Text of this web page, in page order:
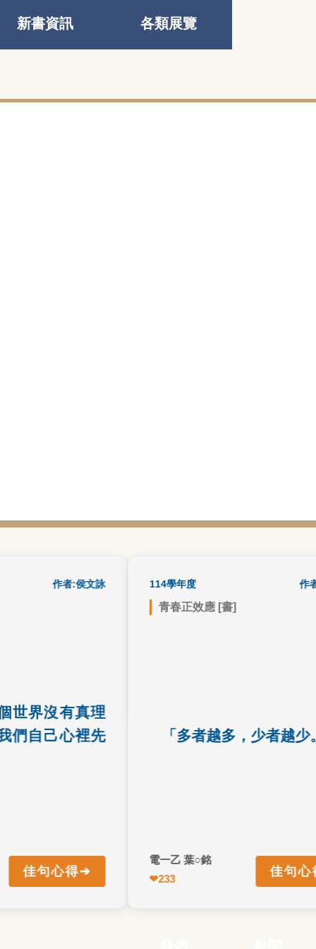
新書資訊 各類展覽
作者:侯文詠
界沒有真理
自己心裡先
佳句心得➔
書籍心得
理和正義。
電一甲 廖○浩
114學年度 作者:蔡
青春正效應 [書]
「多者越多，少者越少。
電一乙 葉○銘
233
佳句心得
書籍
電一乙